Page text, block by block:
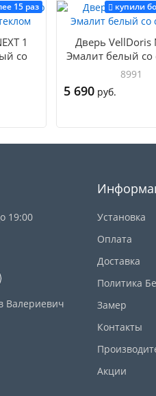
15 раз
1
со
купили
Дверь VellDoris
Эмалит белый со
8991
5 690 руб.
19:00
Валериевич
Установка
Оплата
Доставка
Политика
Замер
Контакты
Акции